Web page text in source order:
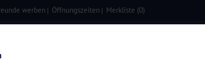
werben Öffnungszeiten Merkliste (0)